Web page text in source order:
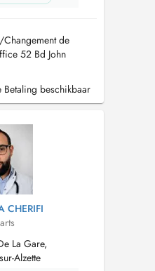
de
52 Bd John
Esch-sur-Alzette
au vendredi entre
from monda...
beschikbaar
CHERIFI
La Gare,
Alzette